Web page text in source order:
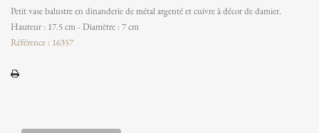
Petit vase balustre en dinanderie de métal argenté et cuivre à décor de damier.
Hauteur : 17.5 cm - Diamètre : 7 cm
Référence : 16357